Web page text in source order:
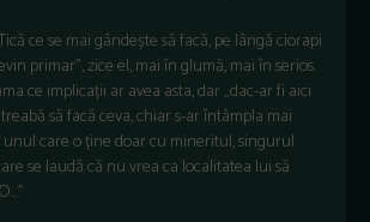
ce se mai gândește să facă, pe lângă ciorapi
primar”, zice el, mai în glumă, mai în serios.
ce implicații ar avea asta, dar „dac-ar fi aici
să facă ceva, chiar s-ar întâmpla mai
care o ține doar cu mineritul, singurul
se laudă că nu vrea ca localitatea lui să